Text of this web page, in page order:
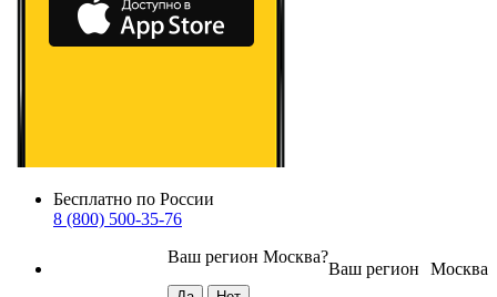
Бесплатно по России
8 (800) 500-35-76
Москва
Ваш регион
Ваш регион Москва?